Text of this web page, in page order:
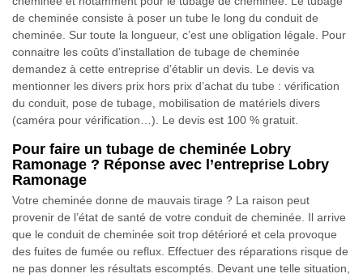
de cheminée consiste à poser un tube le long du conduit de
cheminée. Sur toute la longueur, c’est une obligation légale. Pour
connaitre les coûts d’installation de tubage de cheminée
demandez à cette entreprise d’établir un devis. Le devis va
mentionner les divers prix hors prix d’achat du tube : vérification
du conduit, pose de tubage, mobilisation de matériels divers
(caméra pour vérification…). Le devis est 100 % gratuit.
Pour faire un tubage de cheminée Lobry
Ramonage ? Réponse avec l’entreprise Lobry
Ramonage
Votre cheminée donne de mauvais tirage ? La raison peut
provenir de l’état de santé de votre conduit de cheminée. Il arrive
que le conduit de cheminée soit trop détérioré et cela provoque
des fuites de fumée ou reflux. Effectuer des réparations risque de
ne pas donner les résultats escomptés. Devant une telle situation,